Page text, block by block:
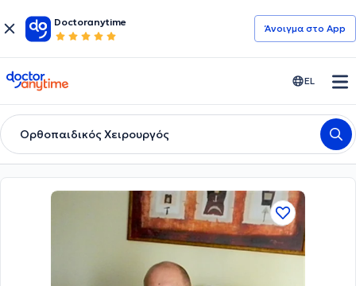
Doctoranytime
Άνοιγμα στο App
doctoranytime EL
Ορθοπαιδικός Χειρουργός